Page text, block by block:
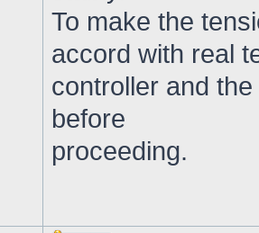
To make the
accord with real
controller and
before
proceeding.